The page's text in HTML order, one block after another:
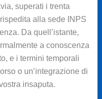
superati i trenta
alla sede INPS
Da quell’istante,
a conoscenza
e i termini temporali
o un’integrazione di
insaputa.